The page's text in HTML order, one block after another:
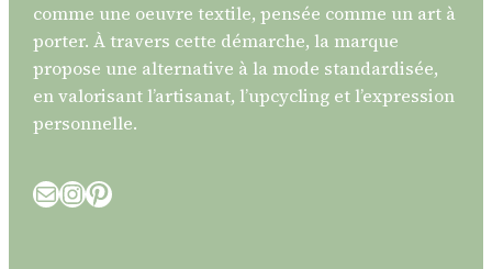
comme une oeuvre textile, pensée comme un art à
porter. À travers cette démarche, la marque
propose une alternative à la mode standardisée,
en valorisant l’artisanat, l’upcycling et l’expression
personnelle.
E-mail InstagramPinterest